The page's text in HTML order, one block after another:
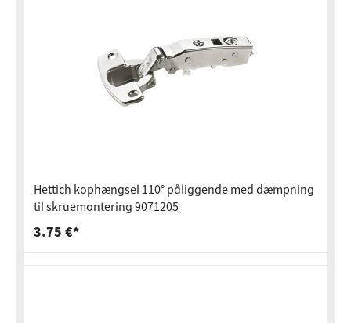
Hettich kophængsel 110° påliggende med dæmpning
til skruemontering 9071205
3.75 €*